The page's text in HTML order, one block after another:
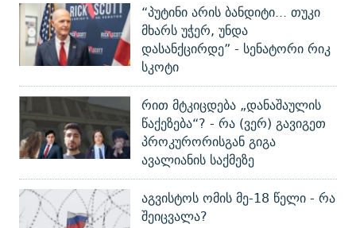
“პუტინი არის ბანდიტი... თუკი
მხარს უჭერ, უნდა
დასანქცირდე” - სენატორი რიკ
სკოტი
რით მტკიცდება „დანაშაულის
წაქეზება“? - რა (ვერ) გავიგეთ
პროკურორისგან გიგა
ავალიანის საქმეზე
აგვისტოს ომის მე-18 წელი - რა
შეიცვალა?